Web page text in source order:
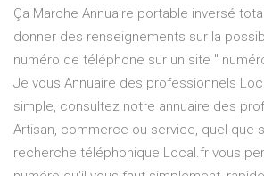
Ça Marche Annuaire portable inversé
donner des renseignements sur la
numéro de téléphone sur un site "
Je vous Annuaire des professionnels
simple, consultez notre annuaire des
Artisan, commerce ou service, quel que
recherche téléphonique Local.fr vous